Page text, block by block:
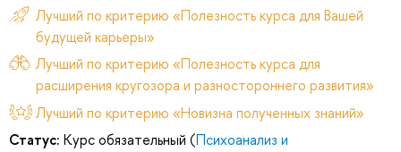
Лучший по критерию «Полезность курса для Вашей
будущей карьеры»
Лучший по критерию «Полезность курса для
расширения кругозора и разностороннего развития»
Лучший по критерию «Новизна полученных знаний»
Статус: Курс обязательный (Психоанализ и